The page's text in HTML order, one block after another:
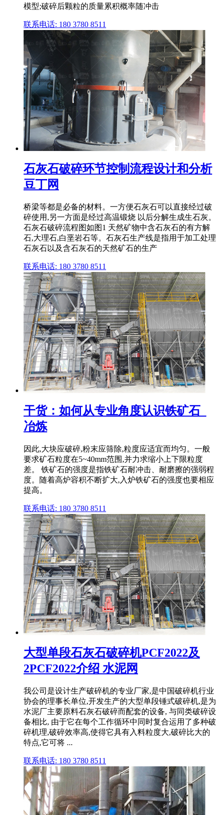
模型;破碎后颗粒的质量累积概率随冲击
联系电话: 180 3780 8511
石灰石破碎环节控制流程设计和分析
豆丁网
桥梁等都是必备的材料。一方便石灰石可以直接经过破
碎使用,另一方面是经过高温锻烧 以后分解生成生石灰。
石灰石破碎流程图如图1 天然矿物中含石灰石的有方解
石,大理石,白垩岩石等。石灰石生产线是指用于加工处理
石灰石以及含石灰石的天然矿石的生产
联系电话: 180 3780 8511
干货：如何从专业角度认识铁矿石_
冶炼
因此,大块应破碎,粉末应筛除,粒度应适宜而均匀。一般
要求矿石粒度在5~40mm范围,并力求缩小上下限粒度
差。 铁矿石的强度是指铁矿石耐冲击、耐磨擦的强弱程
度。随着高炉容积不断扩大,入炉铁矿石的强度也要相应
提高。
联系电话: 180 3780 8511
大型单段石灰石破碎机PCF2022及
2PCF2022介绍 水泥网
我公司是设计生产破碎机的专业厂家,是中国破碎机行业
协会的理事长单位,开发生产的大型单段锤式破碎机,是为
水泥厂主要原料石灰石破碎而配套的设备, 与同类破碎设
备相比, 由于它在每个工作循环中同时复合运用了多种破
碎机理,破碎效率高,使得它具有入料粒度大,破碎比大的
特点,它可将 ...
联系电话: 180 3780 8511